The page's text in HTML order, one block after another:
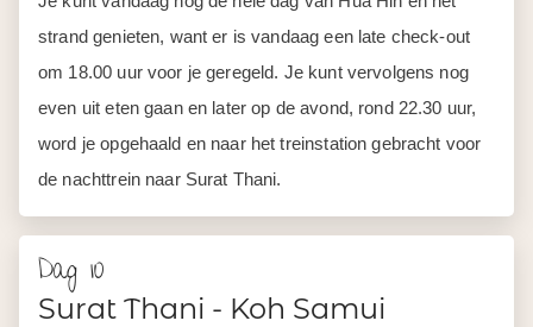
strand genieten, want er is vandaag een late check-out
om 18.00 uur voor je geregeld. Je kunt vervolgens nog
even uit eten gaan en later op de avond, rond 22.30 uur,
word je opgehaald en naar het treinstation gebracht voor
de nachttrein naar Surat Thani.
Dag 10
Surat Thani - Koh Samui